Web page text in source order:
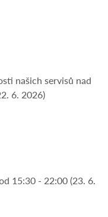
našich servisů nad
6. 2026)
15:30 - 22:00 (23. 6.